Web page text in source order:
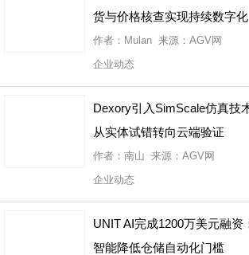
货与价格核查实现持续数字化
作者：Mulan 来源：AGV网
企业动态
Dexory引入SimScale仿真技
从实体试错转向云端验证
作者：南山 来源：AGV网
企业动态
UNIT AI完成1200万美元融资
智能降低仓储自动化门槛